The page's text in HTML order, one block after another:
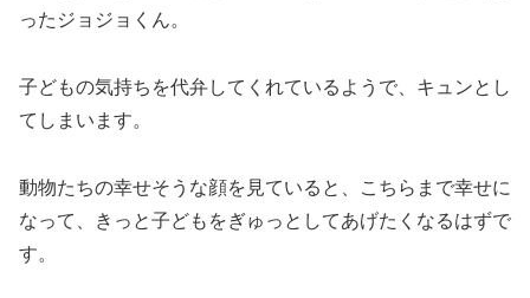
ったジョジョくん。
子どもの気持ちを代弁してくれているようで、キュンとし
てしまいます。
動物たちの幸せそうな顔を見ていると、こちらまで幸せに
なって、きっと子どもをぎゅっとしてあげたくなるはずで
す。